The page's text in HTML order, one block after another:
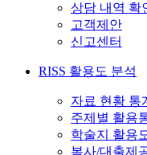
상담 내역 확
고객제안
신고센터
RISS 활용도 분석
자료 현황 통
주제별 활용
학술지 활용
복사/대출제